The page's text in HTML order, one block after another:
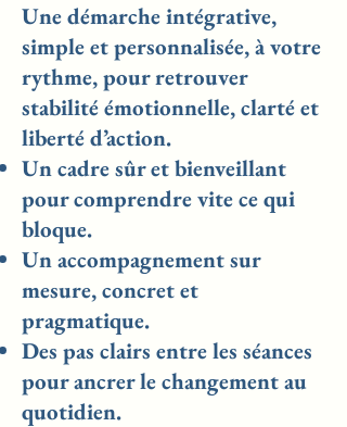
Une démarche intégrative,
simple et personnalisée, à votre
rythme, pour retrouver
stabilité émotionnelle, clarté et
liberté d’action.
Un cadre sûr et bienveillant
pour comprendre vite ce qui
bloque.
Un accompagnement sur
mesure, concret et
pragmatique.
Des pas clairs entre les séances
pour ancrer le changement au
quotidien.